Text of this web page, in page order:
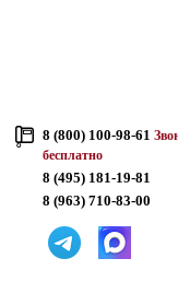
8 (800) 100-98-61
бесплатно
8 (495) 181-19-81
8 (963) 710-83-00